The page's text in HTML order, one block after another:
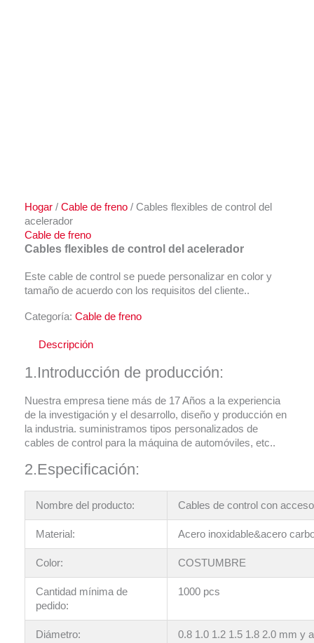
Hogar / Cable de freno / Cables flexibles de control del
acelerador
Cable de freno
Cables flexibles de control del acelerador
Este cable de control se puede personalizar en color y
tamaño de acuerdo con los requisitos del cliente..
Categoría: Cable de freno
Descripción
1.Introducción de producción:
Nuestra empresa tiene más de 17 Años a la experiencia
de la investigación y el desarrollo, diseño y producción en
la industria. suministramos tipos personalizados de
cables de control para la máquina de automóviles, etc..
2.Especificación:
Nombre del producto: Cables de control con
Material: Acero inoxidable&acero
Color: COSTUMBRE
Cantidad mínima de
pedido:
1000 pcs
Diámetro: 0.8 1.0 1.2 1.5 1.8 2.0 mm y